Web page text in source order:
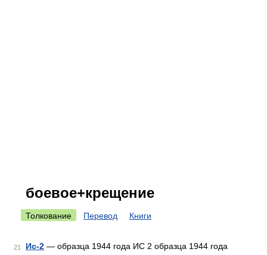
боевое+крещение
Толкование Перевод Книги
21 Ис-2 — образца 1944 года ИС 2 образца 1944 года